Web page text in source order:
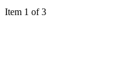
Item 1 of 3